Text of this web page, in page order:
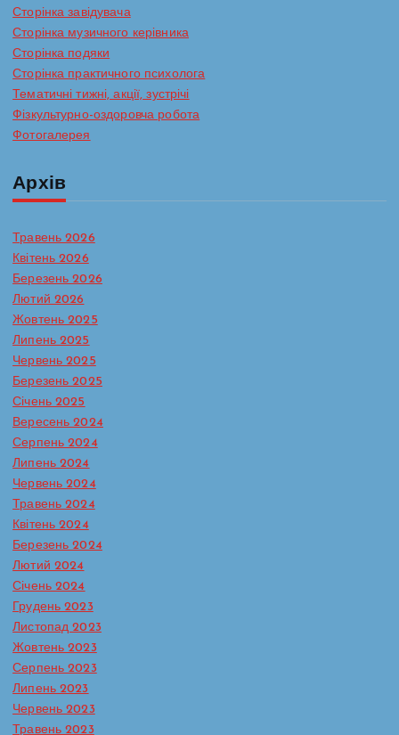
Сторінка завідувача
Сторінка музичного керівника
Сторінка подяки
Сторінка практичного психолога
Тематичні тижні, акції, зустрічі
Фізкультурно-оздоровча робота
Фотогалерея
Архів
Травень 2026
Квітень 2026
Березень 2026
Лютий 2026
Жовтень 2025
Липень 2025
Червень 2025
Березень 2025
Січень 2025
Вересень 2024
Серпень 2024
Липень 2024
Червень 2024
Травень 2024
Квітень 2024
Березень 2024
Лютий 2024
Січень 2024
Грудень 2023
Листопад 2023
Жовтень 2023
Серпень 2023
Липень 2023
Червень 2023
Травень 2023
поводження з дітьми
Сторінка практичного психолога
Кожна дитина має право на захист
— і вдома, і в школі, і в будь-якому
середовищі, де вона зростає. Та,
на жаль, саме ці середовища іноді
стають джерелом болю. Домашнє
насильство і булінг (цькування) —